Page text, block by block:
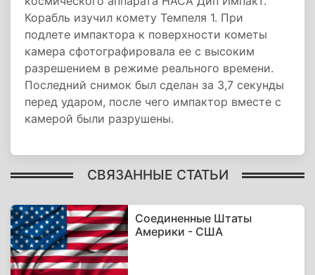
Корабль изучил комету Темпеля 1. При
подлете импактора к поверхности кометы
камера сфотографировала ее с высоким
разрешением в режиме реального времени.
Последний снимок был сделан за 3,7 секунды
перед ударом, после чего импактор вместе с
камерой были разрушены.
СВЯЗАННЫЕ СТАТЬИ
Соединенные Штаты
Америки - США